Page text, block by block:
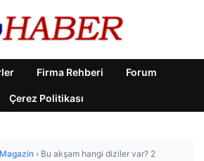
Firma Rehberi Forum
Çerez Politikası
Magazin › Bu akşam hangi diziler var? 2